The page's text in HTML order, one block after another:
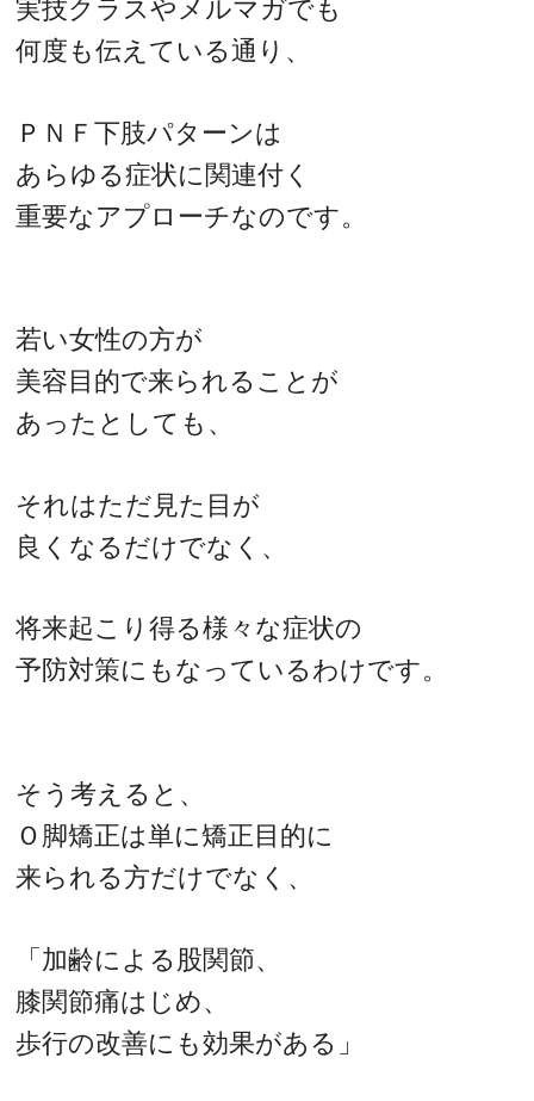
実技クラスやメルマガでも
何度も伝えている通り、
ＰＮＦ下肢パターンは
あらゆる症状に関連付く
重要なアプローチなのです。
若い女性の方が
美容目的で来られることが
あったとしても、
それはただ見た目が
良くなるだけでなく、
将来起こり得る様々な症状の
予防対策にもなっているわけです。
そう考えると、
Ｏ脚矯正は単に矯正目的に
来られる方だけでなく、
「加齢による股関節、
膝関節痛はじめ、
歩行の改善にも効果がある」